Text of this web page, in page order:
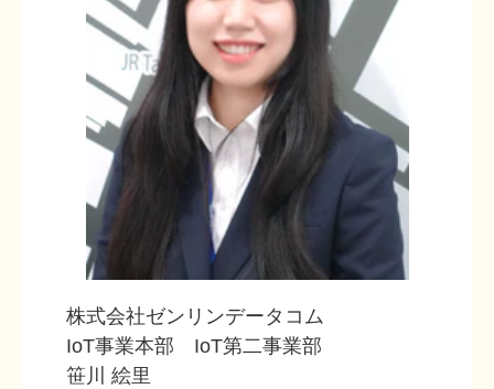
株式会社ゼンリンデータコム
IoT事業本部 IoT第二事業部
笹川 絵里